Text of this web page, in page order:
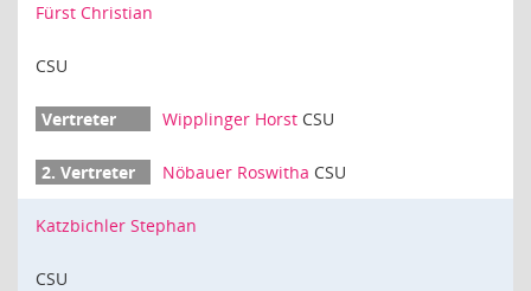
Fürst Christian
CSU
Wipplinger Horst CSU
Nöbauer Roswitha CSU
Katzbichler Stephan
CSU